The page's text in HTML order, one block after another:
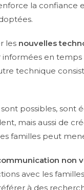
la confiance
les nouvelles
en
technique
sont possibles,
mais aussi de
familles peut
non
avec les
à des